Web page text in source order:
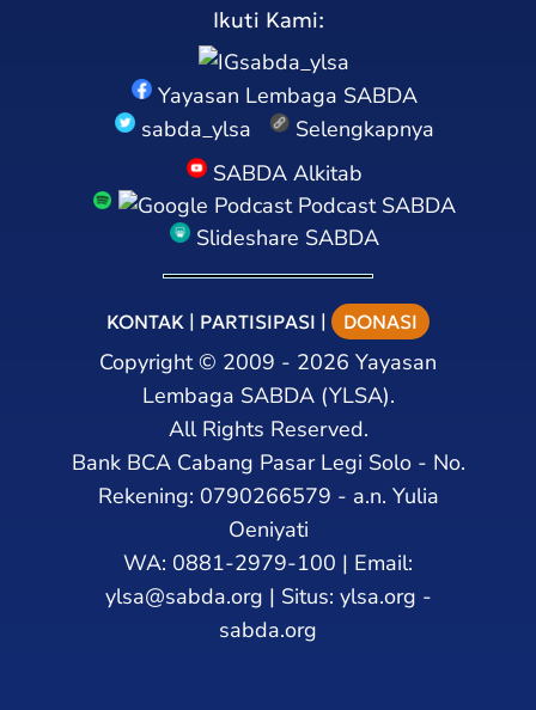
Ikuti Kami:
sabda_ylsa
Yayasan Lembaga SABDA
sabda_ylsa
Selengkapnya
SABDA Alkitab
Podcast SABDA
Slideshare SABDA
KONTAK | PARTISIPASI | DONASI
Copyright© 2009 - 2026 Yayasan
Lembaga SABDA (YLSA).
All Rights Reserved.
Bank BCA Cabang Pasar Legi Solo - No.
Rekening: 0790266579 - a.n. Yulia
Oeniyati
WA: 0881-2979-100 | Email:
ylsa@sabda.org | Situs: ylsa.org -
sabda.org